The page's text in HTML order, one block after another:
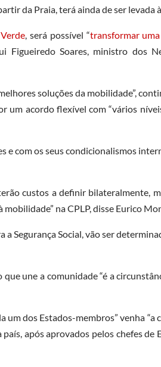
da Praia, terá ainda de ser levada
, será possível “transformar
Figueiredo Soares, ministro dos
soluções da mobilidade”,
um acordo flexível com “vários
com os seus condicionalismos
custos a definir bilateralmente,
na CPLP, disse Eurico
Segurança Social, vão ser
une a comunidade “é a
um dos Estados-membros” venha
após aprovados pelos chefes de